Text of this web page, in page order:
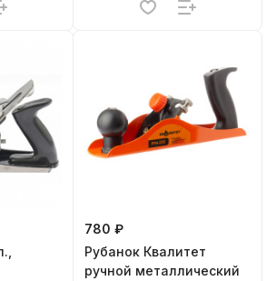
780 ₽
Рубанок Квалитет
ручной металлический